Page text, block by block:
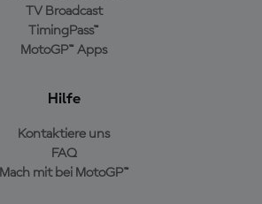
TV Broadcast
TimingPass™
MotoGP™ Apps
Hilfe
Kontaktiere uns
FAQ
Mach mit bei MotoGP™